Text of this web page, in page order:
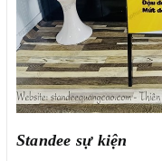
Standee sự kiện